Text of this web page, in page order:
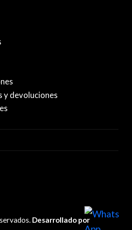
y devoluciones
Desarrollado por